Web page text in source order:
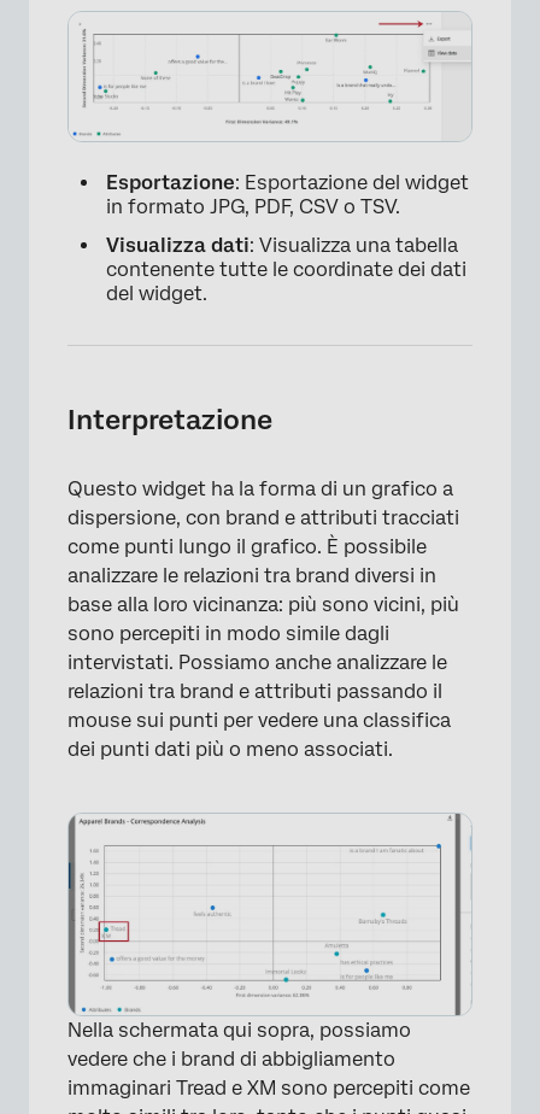
×
Esportazione: Esportazione del widget
in formato JPG, PDF, CSV o TSV.
Visualizza dati: Visualizza una tabella
contenente tutte le coordinate dei dati
del widget.
Interpretazione
Questo widget ha la forma di un grafico a
dispersione, con brand e attributi tracciati
come punti lungo il grafico. È possibile
analizzare le relazioni tra brand diversi in
base alla loro vicinanza: più sono vicini, più
sono percepiti in modo simile dagli
intervistati. Possiamo anche analizzare le
relazioni tra brand e attributi passando il
mouse sui punti per vedere una classifica
dei punti dati più o meno associati.
Nella schermata qui sopra, possiamo
vedere che i brand di abbigliamento
immaginari Tread e XM sono percepiti come